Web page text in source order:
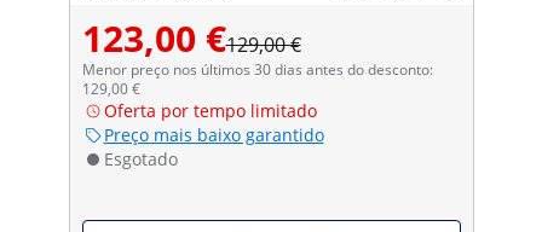
123,00 €129,00 €
Menor preço nos últimos 30 dias antes do desconto:
129,00 €
Oferta por tempo limitado
Preço mais baixo garantido
Esgotado